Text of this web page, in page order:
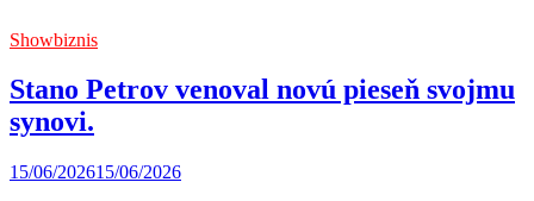
Showbiznis
Stano Petrov venoval novú pieseň svojmu
synovi.
15/06/202615/06/2026